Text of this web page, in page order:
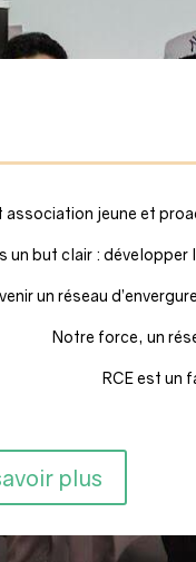
association jeune et
un but clair :
un réseau
Notre force, un
RCE est un
plus